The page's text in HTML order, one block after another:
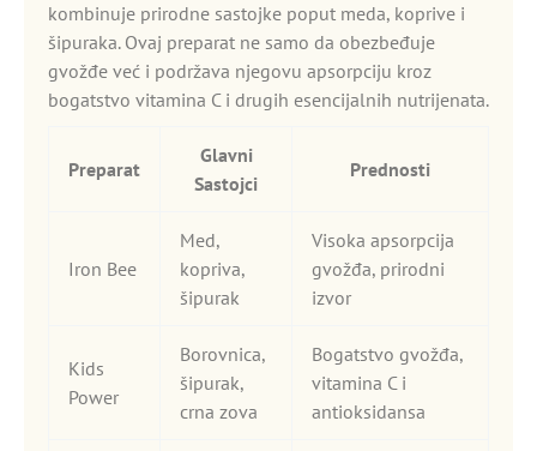
kombinuje prirodne sastojke poput meda, koprive i
šipuraka. Ovaj preparat ne samo da obezbeđuje
gvožđe već i podržava njegovu apsorpciju kroz
bogatstvo vitamina C i drugih esencijalnih nutrijenata.
Preparat
Glavni
Sastojci
Prednosti
Iron Bee
Med,
kopriva,
šipurak
Visoka apsorpcija
gvožđa, prirodni
izvor
Kids
Power
Borovnica,
šipurak,
crna zova
Bogatstvo gvožđa,
vitamina C i
antioksidansa